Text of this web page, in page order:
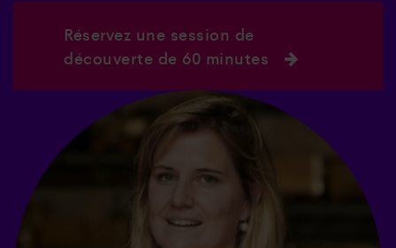
Réservez une session de
découverte de 60 minutes